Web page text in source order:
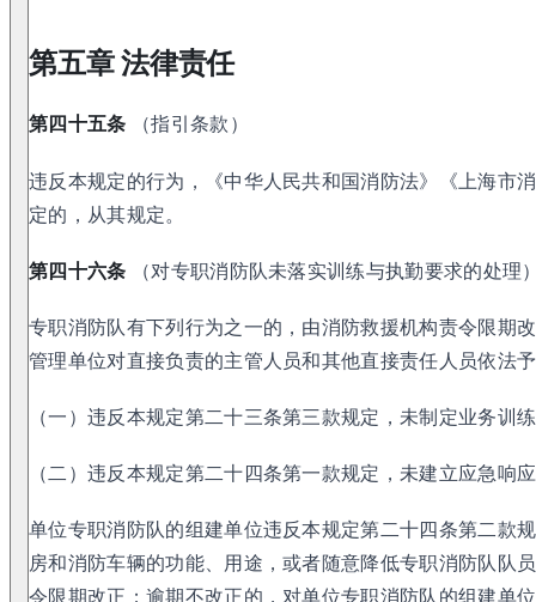
第五章 法律责任
第四十五条 （指引条款）
违反本规定的行为，《中华人民共和国消防法》《上海市
定的，从其规定。
第四十六条 （对专职消防队未落实训练与执勤要求的处理
专职消防队有下列行为之一的，由消防救援机构责令限期
管理单位对直接负责的主管人员和其他直接责任人员依法
（一）违反本规定第二十三条第三款规定，未制定业务训
（二）违反本规定第二十四条第一款规定，未建立应急响
单位专职消防队的组建单位违反本规定第二十四条第二款
房和消防车辆的功能、用途，或者随意降低专职消防队队
令限期改正；逾期不改正的，对单位专职消防队的组建单